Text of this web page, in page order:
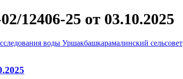
12406-25 от 03.10.2025
воды Уршакбашкарамалинский сельсовет